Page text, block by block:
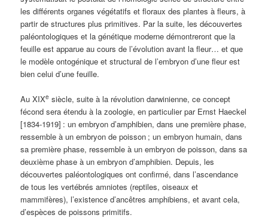
les différents organes végétatifs et floraux des plantes à fleurs, à
partir de structures plus primitives. Par la suite, les découvertes
paléontologiques et la génétique moderne démontreront que la
feuille est apparue au cours de l’évolution avant la fleur… et que
le modèle ontogénique et structural de l’embryon d’une fleur est
bien celui d’une feuille.
Au XIXe siècle, suite à la révolution darwinienne, ce concept
fécond sera étendu à la zoologie, en particulier par Ernst Haeckel
[1834-1919] : un embryon d’amphibien, dans une première phase,
ressemble à un embryon de poisson ; un embryon humain, dans
sa première phase, ressemble à un embryon de poisson, dans sa
deuxième phase à un embryon d’amphibien. Depuis, les
découvertes paléontologiques ont confirmé, dans l’ascendance
de tous les vertébrés amniotes (reptiles, oiseaux et
mammifères), l’existence d’ancêtres amphibiens, et avant cela,
d’espèces de poissons primitifs.